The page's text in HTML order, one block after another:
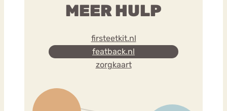
MEER HULP
firsteetkit.nl
featback.nl
zorgkaart